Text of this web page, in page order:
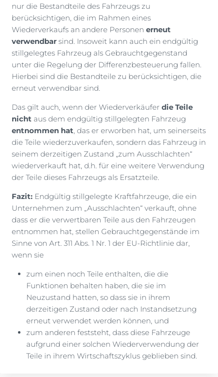
nur die Bestandteile des Fahrzeugs zu
berücksichtigen, die im Rahmen eines
Wiederverkaufs an andere Personen erneut
verwendbar sind. Insoweit kann auch ein endgültig
stillgelegtes Fahrzeug als Gebrauchtgegenstand
unter die Regelung der Differenzbesteuerung fallen.
Hierbei sind die Bestandteile zu berücksichtigen, die
erneut verwendbar sind.
Das gilt auch, wenn der Wiederverkäufer die Teile
nicht aus dem endgültig stillgelegten Fahrzeug
entnommen hat , das er erworben hat, um seinerseits
die Teile wiederzuverkaufen, sondern das Fahrzeug in
seinem derzeitigen Zustand „zum Ausschlachten“
wiederverkauft hat, d.h. für eine weitere Verwendung
der Teile dieses Fahrzeugs als Ersatzteile.
Fazit: Endgültig stillgelegte Kraftfahrzeuge, die ein
Unternehmen zum „Ausschlachten“ verkauft, ohne
dass er die verwertbaren Teile aus den Fahrzeugen
entnommen hat, stellen Gebrauchtgegenstände im
Sinne von Art. 311 Abs. 1 Nr. 1 der EU-Richtlinie dar,
wenn sie
zum einen noch Teile enthalten, die die
Funktionen behalten haben, die sie im
Neuzustand hatten, so dass sie in ihrem
derzeitigen Zustand oder nach Instandsetzung
erneut verwendet werden können, und
zum anderen feststeht, dass diese Fahrzeuge
aufgrund einer solchen Wiederverwendung der
Teile in ihrem Wirtschaftszyklus geblieben sind.